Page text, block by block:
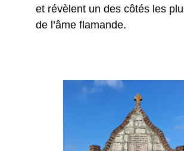
et révèlent un des côtés les
de l’âme flamande.